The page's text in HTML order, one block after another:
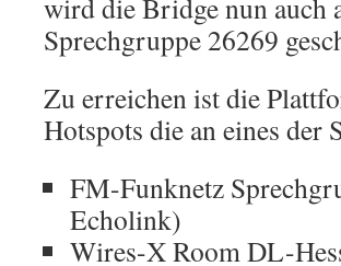
wird die Bridge nun auch
Sprechgruppe 26269
Zu erreichen ist die
Hotspots die an eines der
FM-Funknetz
Echolink)
Wires-X Room DL-